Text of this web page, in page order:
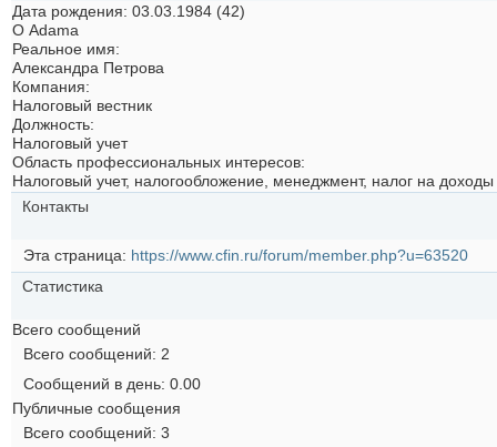
Дата рождения 03.03.1984 (42)
О Аdama
Реальное имя:
Александра Петрова
Компания:
Налоговый вестник
Должность:
Налоговый учет
Область профессиональных интересов:
Налоговый учет, налогообложение, менеджмент, налог на
Контакты
Эта страница
https://www.cfin.ru/forum/member.php?u=63520
Статистика
Всего сообщений
Всего сообщений
2
Сообщений в день 0.00
Публичные сообщения
Всего сообщений 3